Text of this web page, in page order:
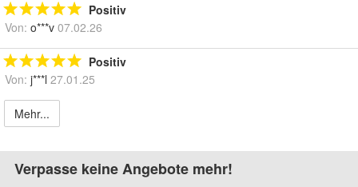
Positiv
Von: o***v 07.02.26
Positiv
Von: j***l 27.01.25
Mehr...
Verpasse keine Angebote mehr!